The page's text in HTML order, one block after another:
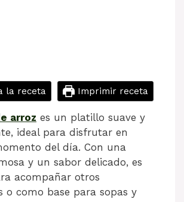
la receta Imprimir receta
arroz es un platillo suave y
ideal para disfrutar en
del día. Con una
y un sabor delicado, es
acompañar otros
o como base para sopas y